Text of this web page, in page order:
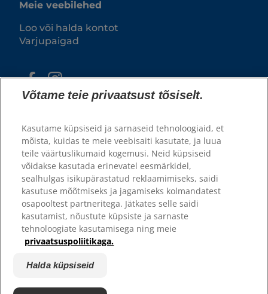
Meie veebilehed
Loo või halda kontot
Varjupaigad
© 2025 Hill's Pet Nutrition, Inc.
Kõik õigused kaitstud.
Siin kasutatuna tähistab see registreeritud kaubamärgi staatust
ainult USA-s; registreerimise staatus teistes piirkondades võib olla
Privaatsustingimused
Võtame teie privaatsust tõsiselt.
Kasutame küpsiseid ja sarnaseid tehnoloogiaid, et
mõista, kuidas te meie veebisaiti kasutate, ja luua
teile väärtuslikumaid kogemusi. Neid küpsiseid
võidakse kasutada erinevatel eesmärkidel,
sealhulgas isikupärastatud reklaamimiseks, saidi
kasutuse mõõtmiseks ja jagamiseks kolmandatest
osapooltest partneritega. Jätkates selle saidi
kasutamist, nõustute küpsiste ja sarnaste
tehnoloogiate kasutamisega ning meie
privaatsuspoliitikaga.
Halda küpsiseid